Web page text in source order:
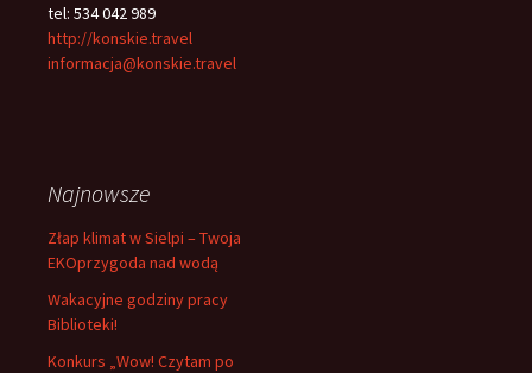
tel: 534 042 989
http://konskie.travel
informacja@konskie.travel
Najnowsze
Złap klimat w Sielpi – Twoja
EKOprzygoda nad wodą
Wakacyjne godziny pracy
Biblioteki!
Konkurs „Wow! Czytam po